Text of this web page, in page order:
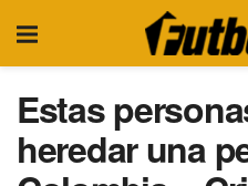
Estas
heredar una